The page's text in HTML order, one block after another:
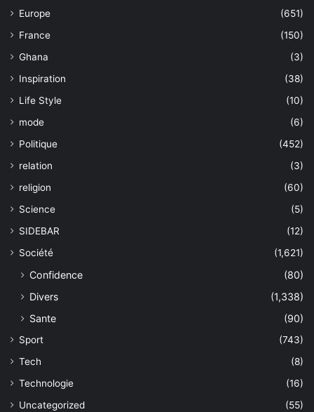
Europe
(651)
France
(150)
Ghana
(3)
Inspiration
(38)
Life Style
(10)
mode
(6)
Politique
(452)
relation
(3)
religion
(60)
Science
(5)
SIDEBAR
(12)
Société
(1,621)
Confidence
(80)
Divers
(1,338)
Sante
(90)
Sport
(743)
Tech
(8)
Technologie
(16)
Uncategorized
(55)